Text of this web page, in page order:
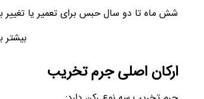
شش ماه تا دو سال حبس برای تعمیر یا تغییر
بیشتر
ارکان اصلی جرم تخریب